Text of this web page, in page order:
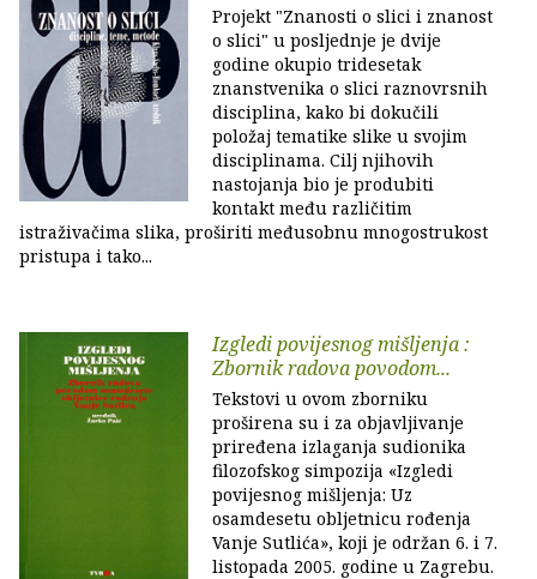
Projekt "Znanosti o slici i znanost
o slici" u posljednje je dvije
godine okupio tridesetak
znanstvenika o slici raznovrsnih
disciplina, kako bi dokučili
položaj tematike slike u svojim
disciplinama. Cilj njihovih
nastojanja bio je produbiti
kontakt među različitim
istraživačima slika, proširiti međusobnu mnogostrukost
pristupa i tako...
Izgledi povijesnog mišljenja :
Zbornik radova povodom...
Tekstovi u ovom zborniku
proširena su i za objavljivanje
priređena izlaganja sudionika
filozofskog simpozija «Izgledi
povijesnog mišljenja: Uz
osamdesetu obljetnicu rođenja
Vanje Sutlića», koji je održan 6. i 7.
listopada 2005. godine u Zagrebu.